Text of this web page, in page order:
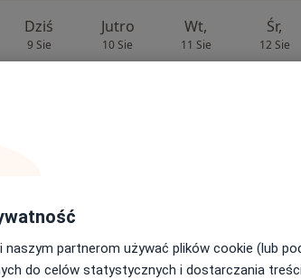
Dziś
9 Sie
Jutro
10 Sie
Wt,
11 Sie
Śr,
12 Sie
partnerom używać plików cookie (lub
do celów statystycznych i dostarczania